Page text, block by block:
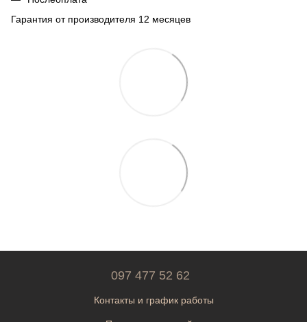
Гарантия от производителя 12 месяцев
097 477 52 62
Контакты и график работы